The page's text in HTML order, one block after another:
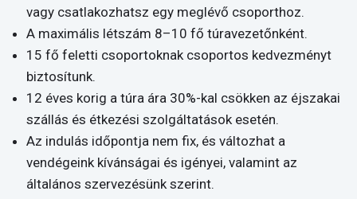
vagy csatlakozhatsz egy meglévő csoporthoz.
A maximális létszám 8–10 fő túravezetőnként.
15 fő feletti csoportoknak csoportos kedvezményt
biztosítunk.
12 éves korig a túra ára 30%-kal csökken az éjszakai
szállás és étkezési szolgáltatások esetén.
Az indulás időpontja nem fix, és változhat a
vendégeink kívánságai és igényei, valamint az
általános szervezésünk szerint.